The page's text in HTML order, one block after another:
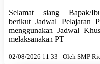
Selamat siang Bapak/
berikut Jadwal Pelajaran
menggunakan Jadwal
melaksanakan PT
02/08/2026 11:33 - Oleh SMP